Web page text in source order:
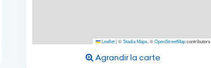
Leaflet|©Stadia Maps, ©OpenStreetMapcontributors
Agrandir la carte